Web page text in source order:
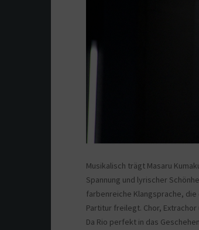
Musikalisch trägt Masaru
Spannung und lyrischer
farbenreiche Klangsprache, die
Partitur freilegt. Chor,
Da Rio perfekt in das